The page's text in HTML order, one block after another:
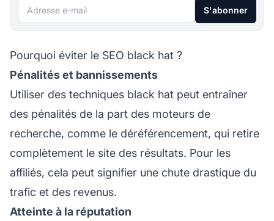
Adresse e-mail S'abonner
Pourquoi éviter le SEO black hat ?
Pénalités et bannissements
Utiliser des techniques black hat peut entraîner
des pénalités de la part des moteurs de
recherche, comme le déréférencement, qui retire
complètement le site des résultats. Pour les
affiliés, cela peut signifier une chute drastique du
trafic et des revenus.
Atteinte à la réputation